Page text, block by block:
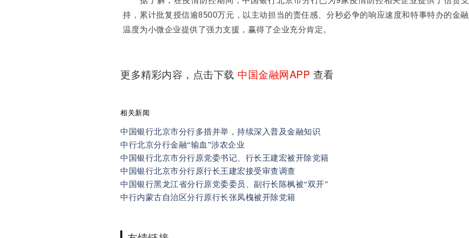
持，累计批复授信逾8500万元，以主动担当的责任感、分秒必争的响应速度和特事特办的金融
温度为小微企业提供了强力支援，赢得了企业充分肯定。
更多精彩内容，点击下载 中国金融网APP 查看
相关新闻
中国银行北京市分行多措并举，持续深入普及金融知识
中行北京分行金融“输血”涉农企业
中国银行北京市分行原党委书记、行长王建宏被开除党籍
中国银行北京市分行原行长王建宏接受审查调查
中国银行黑龙江省分行原党委委员、副行长陈枫被“双开”
中行内蒙古自治区分行原行长张凤槐被开除党籍